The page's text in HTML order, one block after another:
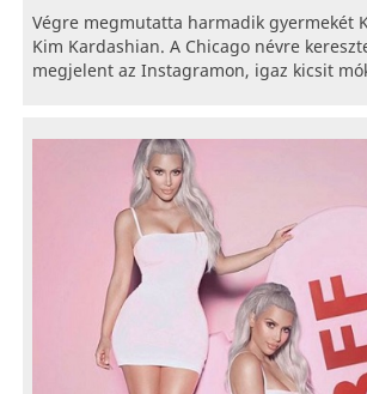
Végre megmutatta harmadik gyermekét
Kim Kardashian. A Chicago névre
megjelent az Instagramon, igaz kicsit